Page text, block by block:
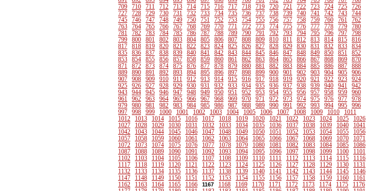
709
710 711 712 713 714 715 716 717 718 719 720 721 722 723 724 725
726
727
728 729 730 731 732 733 734 735 736 737 738 739 740 741 742 743
744
745
746 747 748 749 750 751 752 753 754 755 756 757 758 759 760 761
762
763
764 765 766 767 768 769 770 771 772 773 774 775 776 777 778 779
780
781
782 783 784 785 786 787 788 789 790 791 792 793 794 795 796 797
798
799
800 801 802 803 804 805 806 807 808 809 810 811 812 813 814 815
816
817
818 819 820 821 822 823 824 825 826 827 828 829 830 831 832 833
834
835
836 837 838 839 840 841 842 843 844 845 846 847 848 849 850 851
852
853
854 855 856 857 858 859 860 861 862 863 864 865 866 867 868 869
870
871
872 873 874 875 876 877 878 879 880 881 882 883 884 885 886 887
888
889
890 891 892 893 894 895 896 897 898 899 900 901 902 903 904 905
906
907
908 909 910 911 912 913 914 915 916 917 918 919 920 921 922 923
924
925
926 927 928 929 930 931 932 933 934 935 936 937 938 939 940 941
942
943
944 945 946 947 948 949 950 951 952 953 954 955 956 957 958 959
960
961
962 963 964 965 966 967 968 969 970 971 972 973 974 975 976 977
978
979
980 981 982 983 984 985 986 987 988 989 990 991 992 993 994 995
996
997
998 999 1000 1001 1002 1003 1004 1005 1006 1007 1008 1009 1010
1011
1012
1013 1014 1015 1016 1017 1018 1019 1020 1021 1022 1023 1024 1025
1026
1027
1028 1029 1030 1031 1032 1033 1034 1035 1036 1037 1038 1039 1040
1041
1042
1043 1044 1045 1046 1047 1048 1049 1050 1051 1052 1053 1054 1055
1056
1057
1058 1059 1060 1061 1062 1063 1064 1065 1066 1067 1068 1069 1070
1071
1072
1073 1074 1075 1076 1077 1078 1079 1080 1081 1082 1083 1084 1085
1086
1087
1088 1089 1090 1091 1092 1093 1094 1095 1096 1097 1098 1099 1100
1101
1102
1103 1104 1105 1106 1107 1108 1109 1110 1111 1112 1113 1114 1115
1116
1117
1118 1119 1120 1121 1122 1123 1124 1125 1126 1127 1128 1129 1130
1131
1132
1133 1134 1135 1136 1137 1138 1139 1140 1141 1142 1143 1144 1145
1146
1147
1148 1149 1150 1151 1152 1153 1154 1155 1156 1157 1158 1159 1160
1161
1162
1163 1164 1165 1166 1167 1168 1169 1170 1171 1172 1173 1174 1175
1176